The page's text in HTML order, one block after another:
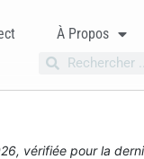
À Propos
vérifiée pour la